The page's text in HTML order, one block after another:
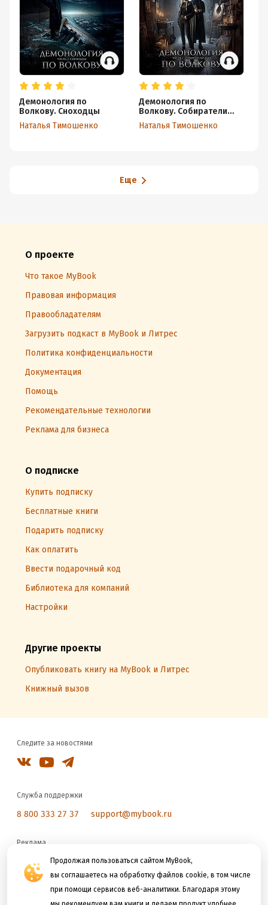
Продолжая пользоваться сайтом MyBook,
вы соглашаетесь на обработку файлов cookie, в том числе
при помощи сервисов веб-аналитики. Благодаря этому
Демонология по
Волкову. Сноходцы
Наталья Тимошенко
Демонология по
Волкову. Собиратели
душ
Наталья Тимошенко
Еще
О проекте
Что такое MyBook
Правовая информация
Правообладателям
Загрузить подкаст в MyBook и Литрес
Политика конфиденциальности
Документация
Помощь
Рекомендательные технологии
Реклама для бизнеса
О подписке
Купить подписку
Бесплатные книги
Подарить подписку
Как оплатить
Ввести подарочный код
Библиотека для компаний
Настройки
Другие проекты
Опубликовать книгу на MyBook и Литрес
Книжный вызов
Следите за новостями
Служба поддержки
8 800 333 27 37 support@mybook.ru
Реклама
reklama@litres.ru
Мы принимаем к оплате